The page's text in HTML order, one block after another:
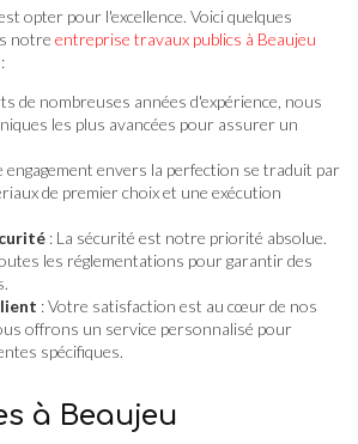
opter pour l'excellence. Voici quelques
notre entreprise travaux publics à Beaujeu
de nombreuses années d'expérience, nous
les plus avancées pour assurer un
engagement envers la perfection se traduit par
de premier choix et une exécution
: La sécurité est notre priorité absolue.
les réglementations pour garantir des
: Votre satisfaction est au cœur de nos
offrons un service personnalisé pour
spécifiques.
à Beaujeu